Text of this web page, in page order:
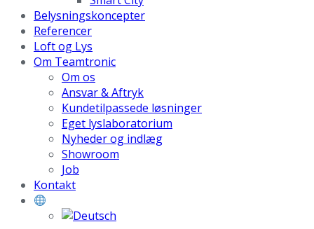
Belysningskoncepter
Referencer
Loft og Lys
Om Teamtronic
Om os
Ansvar & Aftryk
Kundetilpassede løsninger
Eget lyslaboratorium
Nyheder og indlæg
Showroom
Job
Kontakt